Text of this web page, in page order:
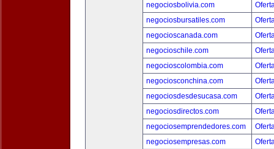
negociosbolivia.com
negociosbursatiles.com
negocioscanada.com
negocioschile.com
negocioscolombia.com
negociosconchina.com
negociosdesdesucasa.com
negociosdirectos.com
negociosemprendedores.com
negociosempresas.com